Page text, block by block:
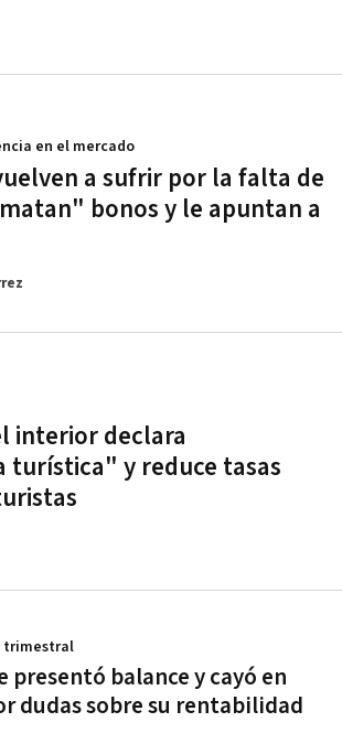
a sufrir por la falta de
bonos y le apuntan a
en el mercado
interior declara
turística" y reduce tasas
presentó balance y cayó en
dudas sobre su rentabilidad
trimestral